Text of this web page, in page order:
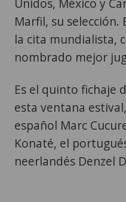
Unidos, México y
Marfil, su
la cita mundialista,
nombrado mejor
Es el quinto fichaje
esta ventana
español Marc
Konaté, el
neerlandés Denzel